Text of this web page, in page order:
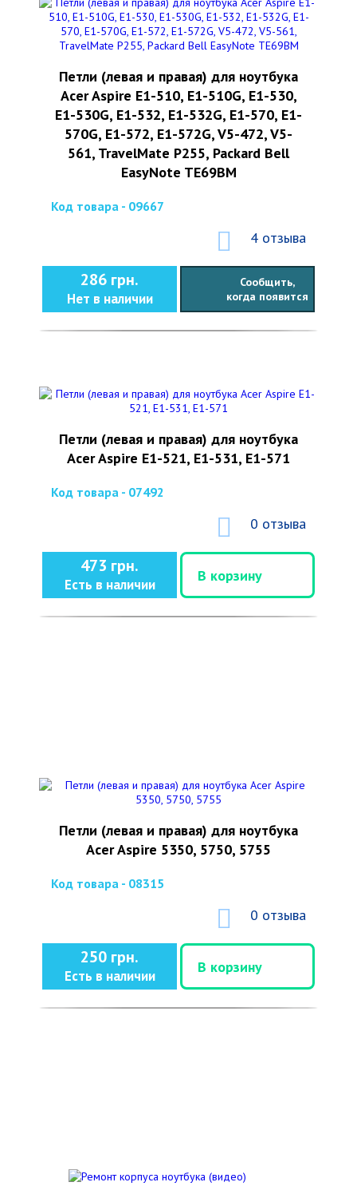
Петли (левая и правая) для ноутбука
Acer Aspire E1-510, E1-510G, E1-530,
E1-530G, E1-532, E1-532G, E1-570, E1-
570G, E1-572, E1-572G, V5-472, V5-
561, TravelMate P255, Packard Bell
EasyNote TE69BM
Код товара - 09667
4 отзыва
286 грн.
Нет в наличии
Сообщить,
когда появится
Петли (левая и правая) для ноутбука
Acer Aspire E1-521, E1-531, E1-571
Код товара - 07492
0 отзыва
473 грн.
Есть в наличии
В корзину
Петли (левая и правая) для ноутбука
Acer Aspire 5350, 5750, 5755
Код товара - 08315
0 отзыва
250 грн.
Есть в наличии
В корзину